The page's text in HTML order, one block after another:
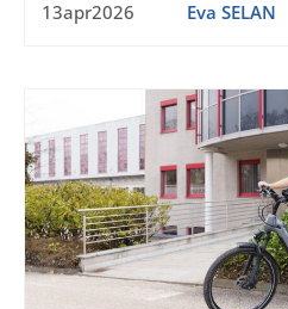
13apr2026 Eva SELAN